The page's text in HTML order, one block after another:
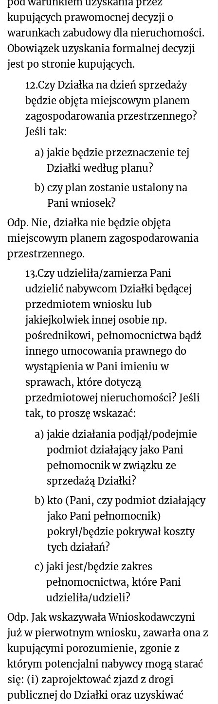
kupujących prawomocnej decyzji o
warunkach zabudowy dla nieruchomości.
Obowiązek uzyskania formalnej decyzji
jest po stronie kupujących.
12.Czy Działka na dzień sprzedaży
będzie objęta miejscowym planem
zagospodarowania przestrzennego?
Jeśli tak:
a) jakie będzie przeznaczenie tej
Działki według planu?
b) czy plan zostanie ustalony na
Pani wniosek?
Odp. Nie, działka nie będzie objęta
miejscowym planem zagospodarowania
przestrzennego.
13.Czy udzieliła/zamierza Pani
udzielić nabywcom Działki będącej
przedmiotem wniosku lub
jakiejkolwiek innej osobie np.
pośrednikowi, pełnomocnictwa bądź
innego umocowania prawnego do
wystąpienia w Pani imieniu w
sprawach, które dotyczą
przedmiotowej nieruchomości? Jeśli
tak, to proszę wskazać:
a) jakie działania podjął/podejmie
podmiot działający jako Pani
pełnomocnik w związku ze
sprzedażą Działki?
b) kto (Pani, czy podmiot działający
jako Pani pełnomocnik)
pokrył/będzie pokrywał koszty
tych działań?
c) jaki jest/będzie zakres
pełnomocnictwa, które Pani
udzieliła/udzieli?
Odp. Jak wskazywała Wnioskodawczyni
już w pierwotnym wniosku, zawarła ona z
kupującymi porozumienie, zgonie z
którym potencjalni nabywcy mogą starać
się: (i) zaprojektować zjazd z drogi
publicznej do Działki oraz uzyskiwać